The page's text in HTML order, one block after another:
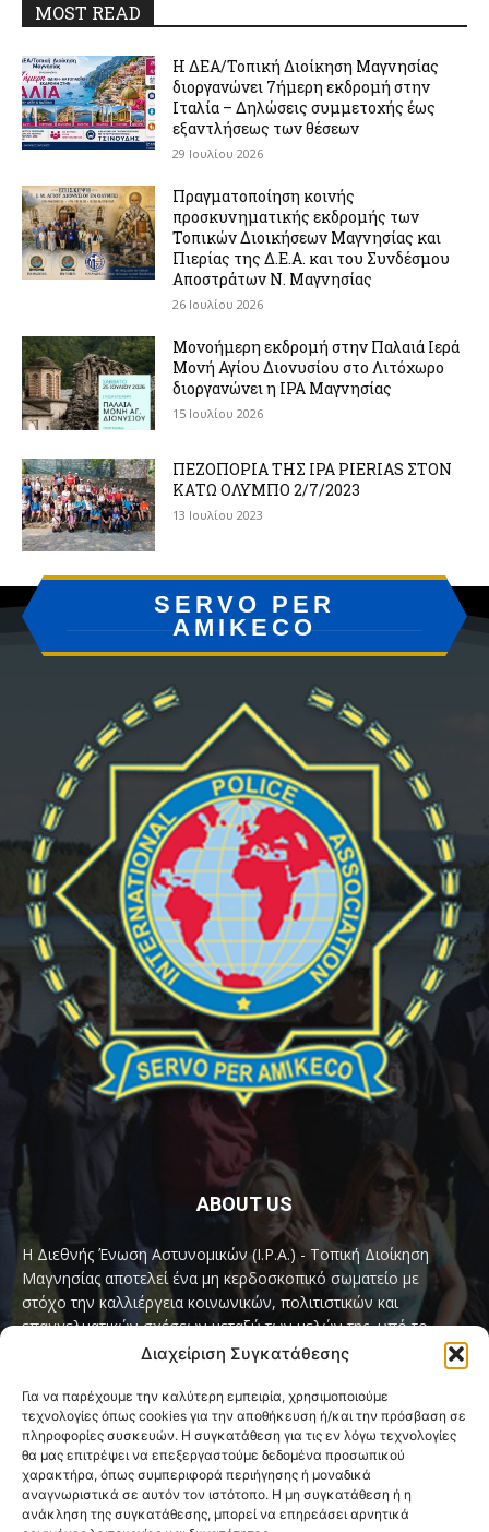
Διαχείριση Συγκατάθεσης
Για να παρέχουμε την καλύτερη εμπειρία, χρησιμοποιούμε
τεχνολογίες όπως cookies για την αποθήκευση ή/και την πρόσβαση σε
πληροφορίες συσκευών. Η συγκατάθεση για τις εν λόγω τεχνολογίες
θα μας επιτρέψει να επεξεργαστούμε δεδομένα προσωπικού
χαρακτήρα, όπως συμπεριφορά περιήγησης ή μοναδικά
αναγνωριστικά σε αυτόν τον ιστότοπο. Η μη συγκατάθεση ή η
ανάκληση της συγκατάθεσης, μπορεί να επηρεάσει αρνητικά
MOST READ
Η ΔΕΑ/Τοπική Διοίκηση Μαγνησίας
διοργανώνει 7ήμερη εκδρομή στην
Ιταλία – Δηλώσεις συμμετοχής έως
εξαντλήσεως των θέσεων
29 Ιουλίου 2026
Πραγματοποίηση κοινής
προσκυνηματικής εκδρομής των
Τοπικών Διοικήσεων Μαγνησίας και
Πιερίας της Δ.Ε.Α. και του Συνδέσμου
Αποστράτων Ν. Μαγνησίας
26 Ιουλίου 2026
Μονοήμερη εκδρομή στην Παλαιά Ιερά
Μονή Αγίου Διονυσίου στο Λιτόχωρο
διοργανώνει η IPA Μαγνησίας
15 Ιουλίου 2026
ΠΕΖΟΠΟΡΙΑ ΤΗΣ IPA PIERIAS ΣΤΟΝ
ΚΑΤΩ ΟΛΥΜΠΟ 2/7/2023
13 Ιουλίου 2023
SERVO PER
AMIKECO
ABOUT US
Η Διεθνής Ένωση Αστυνομικών (I.P.A.) - Τοπική Διοίκηση
Μαγνησίας αποτελεί ένα μη κερδοσκοπικό σωματείο με
στόχο την καλλιέργεια κοινωνικών, πολιτιστικών και
επαγγελματικών σχέσεων μεταξύ των μελών της, υπό το
παγκόσμιο σύνθημα «Servo per Amikeco» (Υπηρετώ δια της
Contact us:ipamagnesia@gmail.com
FOLLOW US